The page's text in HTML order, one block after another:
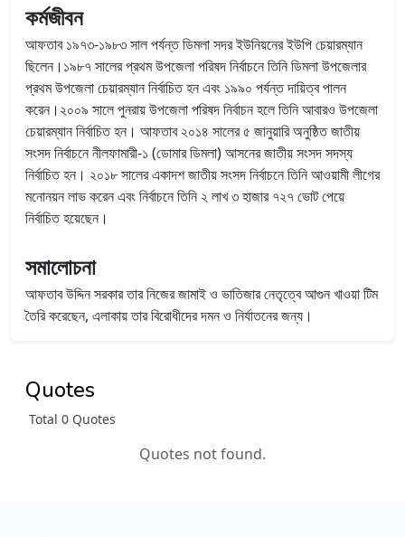
কর্মজীবন
আফতাব ১৯৭৩-১৯৮৩ সাল পর্যন্ত ডিমলা সদর ইউনিয়নের ইউপি চেয়ারম্যান
ছিলেন।১৯৮৭ সালের প্রথম উপজেলা পরিষদ নির্বাচনে তিনি ডিমলা উপজেলার
প্রথম উপজেলা চেয়ারম্যান নির্বাচিত হন এবং ১৯৯০ পর্যন্ত দায়িত্ব পালন
করেন।২০০৯ সালে পুনরায় উপজেলা পরিষদ নির্বাচন হলে তিনি আবারও উপজেলা
চেয়ারম্যান নির্বাচিত হন। আফতাব ২০১৪ সালের ৫ জানুয়ারি অনুষ্ঠিত জাতীয়
সংসদ নির্বাচনে নীলফামারী-১ (ডোমার ডিমলা) আসনের জাতীয় সংসদ সদস্য
নির্বাচিত হন। ২০১৮ সালের একাদশ জাতীয় সংসদ নির্বাচনে তিনি আওয়ামী লীগের
মনোনয়ন লাভ করেন এবং নির্বাচনে তিনি ২ লাখ ৩ হাজার ৭২৭ ভোট পেয়ে
নির্বাচিত হয়েছেন।
সমালোচনা
আফতাব উদ্দিন সরকার তার নিজের জামাই ও ভাতিজার নেতৃত্বে আগুন খাওয়া টিম
তৈরি করেছেন, এলাকায় তার বিরোধীদের দমন ও নির্যাতনের জন্য।
Quotes
Total 0 Quotes
Quotes not found.